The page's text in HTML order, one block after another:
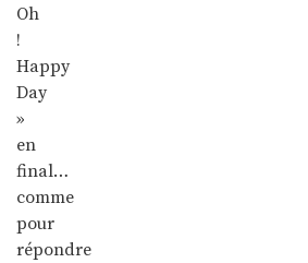
Oh
!
Happy
Day
»
en
final…
comme
pour
répondre